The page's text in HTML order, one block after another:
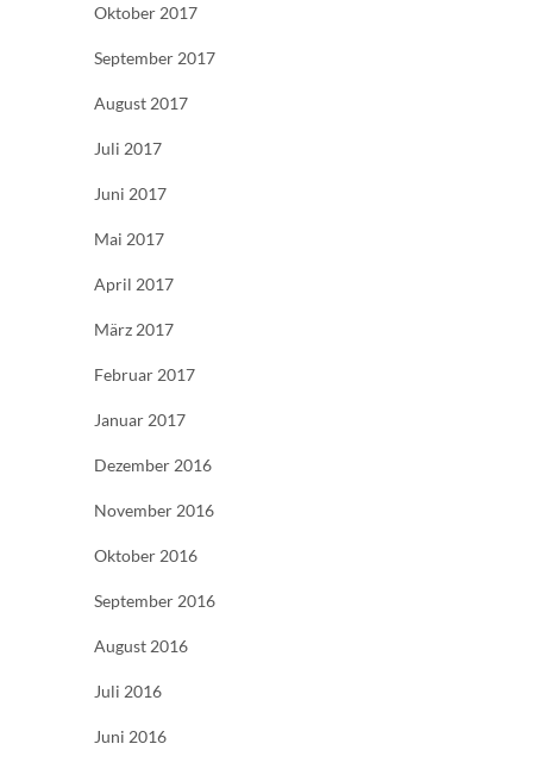
Oktober 2017
September 2017
August 2017
Juli 2017
Juni 2017
Mai 2017
April 2017
März 2017
Februar 2017
Januar 2017
Dezember 2016
November 2016
Oktober 2016
September 2016
August 2016
Juli 2016
Juni 2016